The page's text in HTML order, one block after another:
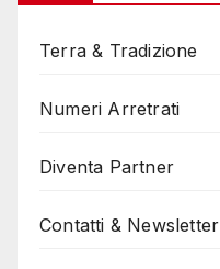
Terra & Tradizione
Numeri Arretrati
Diventa Partner
Contatti & Newsletter